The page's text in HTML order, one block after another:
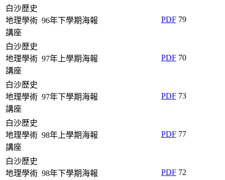
白沙歷史
地理學術
講座
96年下學期海報 PDF 79
白沙歷史
地理學術
講座
97年上學期海報 PDF 70
白沙歷史
地理學術
講座
97年下學期海報 PDF 73
白沙歷史
地理學術
講座
98年上學期海報 PDF 77
白沙歷史
地理學術 98年下學期海報 PDF 72